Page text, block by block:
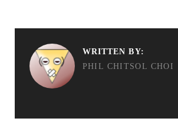
WRITTEN BY:
PHIL CHITSOL CHOI